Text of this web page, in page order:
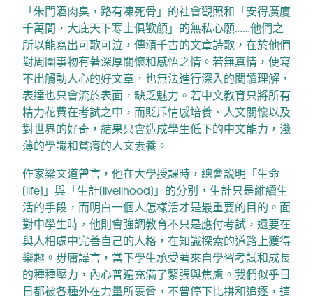
「朱門酒肉臭，路有凍死骨」的社會觀照和「安得廣廈
千萬間，大庇天下寒士俱歡顏」的無私心願……他們之
所以能寫出可歌可泣，傳頌千古的文章詩歌，在於他們
對周圍事物有著深厚關懷和感悟之情。若無真情，便寫
不出觸動人心的好文章，也無法進行深入的閱讀理解，
表達也只會流於表面，缺乏魅力。若中文教育只將所有
精力花費在考試之中，而貶斥情感培養、人文關懷以及
對世界的好奇，結果只會造成學生低下的中文能力，淺
薄的學識和貧瘠的人文素養。
作家梁文道曾言，他在大學授課時，總會説明「生命
(life)」與「生計(livelihood)」的分別，生計只是維續生
活的手段，而明白一個人怎樣活才是最重要的目的。面
對中學生時，他則會強調教育不只是應付考試，還要在
與人相處中完善自己的人格，在知識探索的道路上獲得
樂趣。毋庸諱言，當下學生承受著來自學習考試和成長
的種種壓力，內心普遍充滿了緊張與焦慮。我們似乎日
日都被各種外在力量所裹脅，不曾停下比拼和追逐，這